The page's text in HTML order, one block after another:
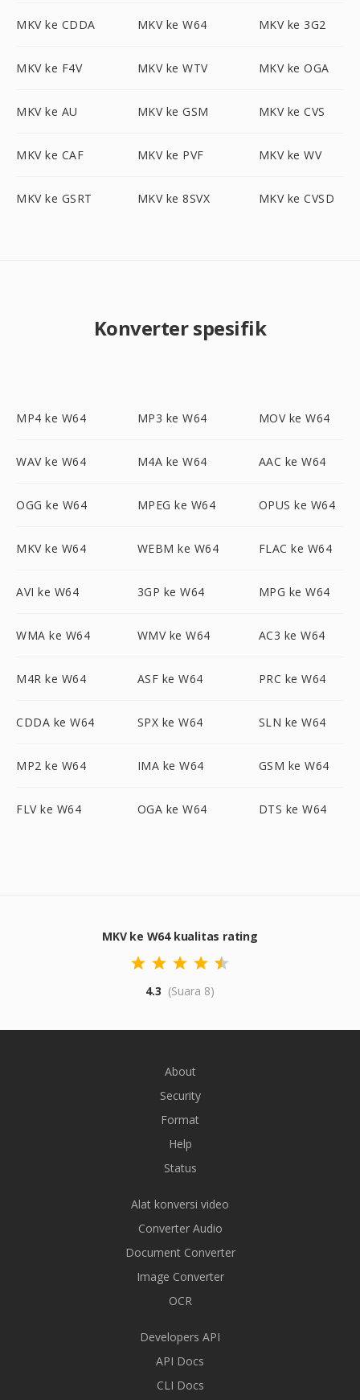
MKV ke CDDA MKV ke W64 MKV ke 3G2
MKV ke F4V MKV ke WTV MKV ke OGA
MKV ke AU MKV ke GSM MKV ke CVS
MKV ke CAF MKV ke PVF MKV ke WV
MKV ke GSRT MKV ke 8SVX MKV ke CVSD
Konverter spesifik
MP4 ke W64 MP3 ke W64 MOV ke W64
WAV ke W64 M4A ke W64 AAC ke W64
OGG ke W64 MPEG ke W64 OPUS ke W64
MKV ke W64 WEBM ke W64 FLAC ke W64
AVI ke W64 3GP ke W64 MPG ke W64
WMA ke W64 WMV ke W64 AC3 ke W64
M4R ke W64 ASF ke W64 PRC ke W64
CDDA ke W64 SPX ke W64 SLN ke W64
MP2 ke W64 IMA ke W64 GSM ke W64
FLV ke W64 OGA ke W64 DTS ke W64
MKV ke W64 kualitas rating
4.3 (Suara 8)
About
Security
Format
Help
Status
Alat konversi video
Converter Audio
Document Converter
Image Converter
OCR
Developers API
API Docs
CLI Docs